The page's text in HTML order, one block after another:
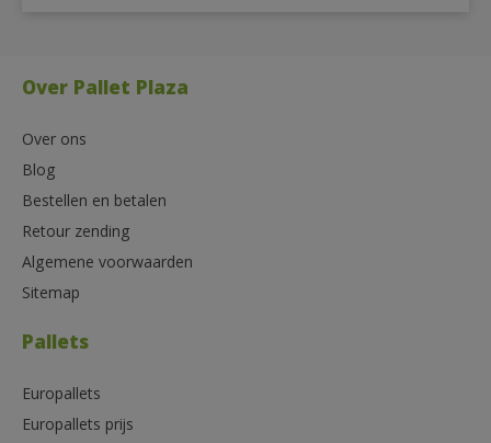
Over Pallet Plaza
Over ons
Blog
Bestellen en betalen
Retour zending
Algemene voorwaarden
Sitemap
Pallets
Europallets
Europallets prijs